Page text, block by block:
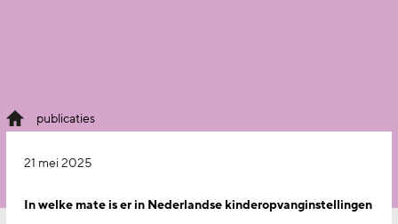
publicaties
21 mei 2025
In welke mate is er in Nederlandse kinderopvanginstellingen